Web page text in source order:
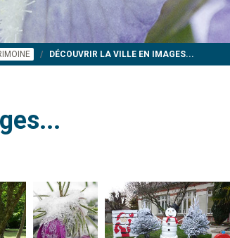
DÉCOUVRIR LA VILLE EN IMAGES...